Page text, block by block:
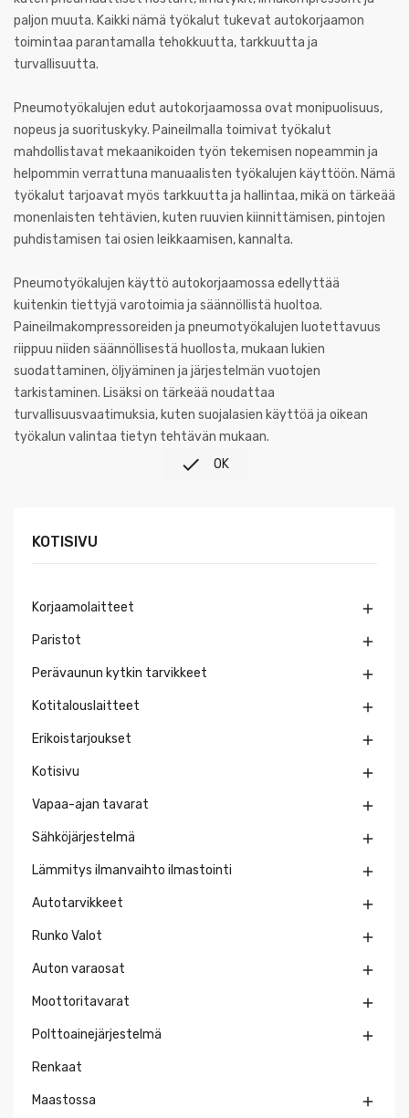
paljon muuta. Kaikki nämä työkalut tukevat autokorjaamon
toimintaa parantamalla tehokkuutta, tarkkuutta ja
turvallisuutta.
Pneumotyökalujen edut autokorjaamossa ovat monipuolisuus,
nopeus ja suorituskyky. Paineilmalla toimivat työkalut
mahdollistavat mekaanikoiden työn tekemisen nopeammin ja
helpommin verrattuna manuaalisten työkalujen käyttöön. Nämä
työkalut tarjoavat myös tarkkuutta ja hallintaa, mikä on tärkeää
monenlaisten tehtävien, kuten ruuvien kiinnittämisen, pintojen
puhdistamisen tai osien leikkaamisen, kannalta.
Pneumotyökalujen käyttö autokorjaamossa edellyttää
kuitenkin tiettyjä varotoimia ja säännöllistä huoltoa.
Paineilmakompressoreiden ja pneumotyökalujen luotettavuus
riippuu niiden säännöllisestä huollosta, mukaan lukien
suodattaminen, öljyäminen ja järjestelmän vuotojen
tarkistaminen. Lisäksi on tärkeää noudattaa
turvallisuusvaatimuksia, kuten suojalasien käyttöä ja oikean
työkalun valintaa tietyn tehtävän mukaan.
 OK
KOTISIVU
Korjaamolaitteet 
Paristot 
Perävaunun kytkin tarvikkeet 
Kotitalouslaitteet 
Erikoistarjoukset 
Kotisivu 
Vapaa-ajan tavarat 
Sähköjärjestelmä 
Lämmitys ilmanvaihto ilmastointi 
Autotarvikkeet 
Runko Valot 
Auton varaosat 
Moottoritavarat 
Polttoainejärjestelmä 
Renkaat
Maastossa 